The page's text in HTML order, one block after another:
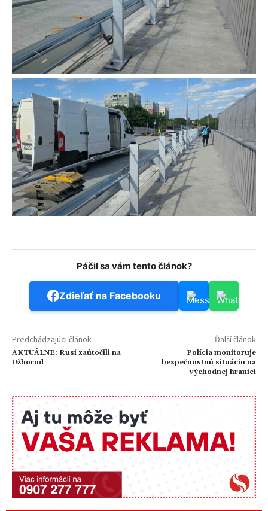
Páčil sa vám tento článok?
Zdieľať na Facebooku
Predchádzajúci článok
AKTUÁLNE: Rusi zaútočili na
Užhorod
Ďalší článok
Polícia monitoruje
bezpečnostnú situáciu na
východnej hranici